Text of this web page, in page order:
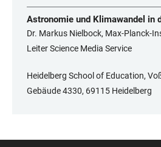
Astronomie und Klimawandel in
Dr. Markus Nielbock, Max-Planck-
Leiter Science Media Service
Heidelberg School of Education,
Gebäude 4330, 69115 Heidelberg